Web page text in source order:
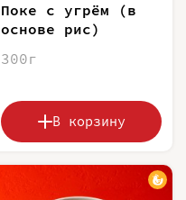
Поке с угрём (в
основе рис)
300г
В корзину